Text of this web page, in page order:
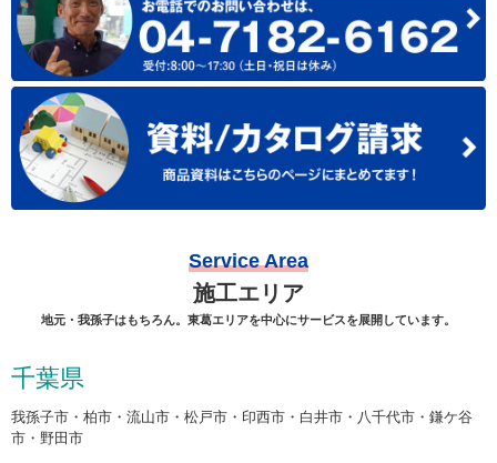
Service Area
施工エリア
地元・我孫子はもちろん。東葛エリアを中心にサービスを展開しています。
千葉県
我孫子市・柏市・流山市・松戸市・印西市・白井市・八千代市・鎌ケ谷
市・野田市